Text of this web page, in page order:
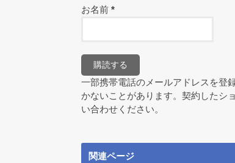
お名前 *
一部携帯電話のメールアドレスを登
かないことがあります。契約したシ
い合わせください。
関連ページ